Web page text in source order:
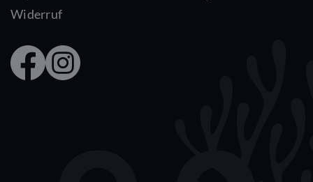
Widerruf
Faceb
ook
Insta
gram